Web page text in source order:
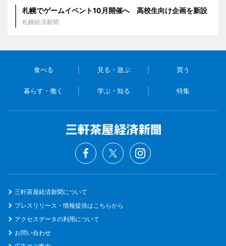
札幌でゲームイベント10月開催へ 高校生向け企画を新設
札幌経済新聞
食べる 見る・遊ぶ 買う
暮らす・働く 学ぶ・知る 特集
三軒茶屋経済新聞について
プレスリリース・情報提供はこちらから
アクセスデータの利用について
お問い合わせ